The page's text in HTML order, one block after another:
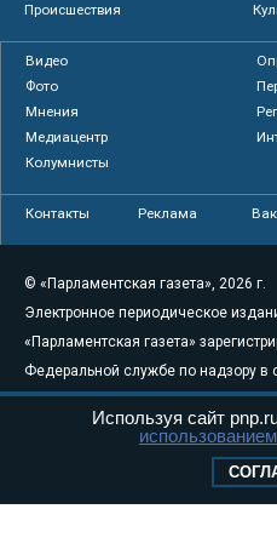
Происшествия
Видео
Фото
Мнения
Медиацентр
Колумнисты
Контакты Реклама
© «Парламентская газета», 2026 г.
Электронное периодическое
«Парламентская газета»
Федеральной службе по надзору в
связи, информационных
массовых коммуникаций
Свидетельство о регистрации Эл
Используя сайт